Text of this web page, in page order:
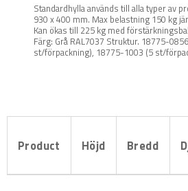
Standardhylla används till alla typer av
930 x 400 mm. Max belastning 150 kg
Kan ökas till 225 kg med
Färg: Grå RAL7037 Struktur. 18775-
st/förpackning), 18775-1003 (5 st/
Product Höjd Bredd